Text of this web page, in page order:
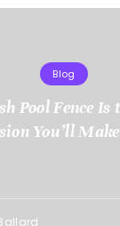
Blog
Pool Fence
You’ll